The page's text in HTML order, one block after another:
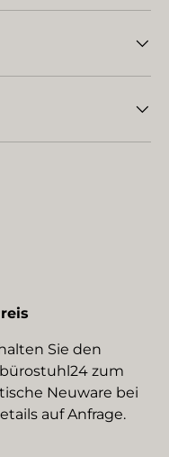
Sie den
zum
Neuware bei
auf Anfrage.